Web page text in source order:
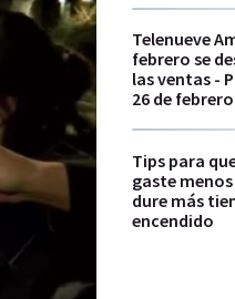
Telenueve
febrero se
las ventas -
26 de
Tips para
gaste
dure más
encendido